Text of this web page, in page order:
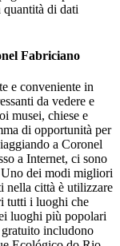
quantità di dati
Fabriciano
e conveniente in
da vedere e
musei, chiese e
di opportunità per
a Coronel
a Internet, ci sono
dei modi migliori
nella città è utilizzare
tutti i luoghi che
luoghi più popolari
includono